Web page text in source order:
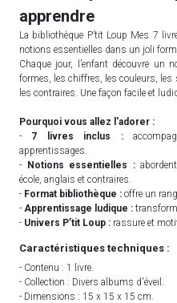
apprendre
La bibliothèque P’tit Loup Mes 7
notions essentielles dans un joli
Chaque jour, l’enfant découvre un
formes, les chiffres, les couleurs, les
les contraires. Une façon facile et
Pourquoi vous allez l'adorer :
- 7 livres inclus :
apprentissages.
- Notions essentielles :
école, anglais et contraires.
- Format bibliothèque : offre un
- Apprentissage ludique :
- Univers P’tit Loup : rassure et
Caractéristiques techniques :
- Contenu : 1 livre.
- Collection : Divers albums d'éveil.
- Dimensions : 15 x 15 x 15 cm.